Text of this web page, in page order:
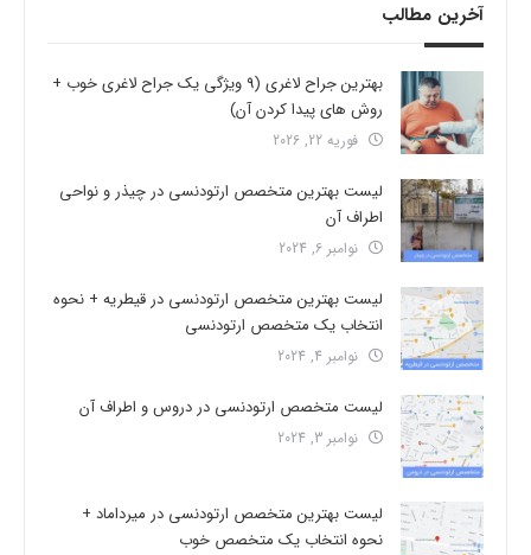
آخرین مطالب
بهترین جراح لاغری (9 ویژگی یک جراح لاغری خوب +
روش های پیدا کردن آن)
فوریه 22, 2026
لیست بهترین متخصص ارتودنسی در چیذر و نواحی
اطراف آن
نوامبر 6, 2024
لیست بهترین متخصص ارتودنسی در قیطریه + نحوه
انتخاب یک متخصص ارتودنسی
نوامبر 4, 2024
لیست متخصص ارتودنسی در دروس و اطراف آن
نوامبر 3, 2024
لیست بهترین متخصص ارتودنسی در میرداماد +
نحوه انتخاب یک متخصص خوب